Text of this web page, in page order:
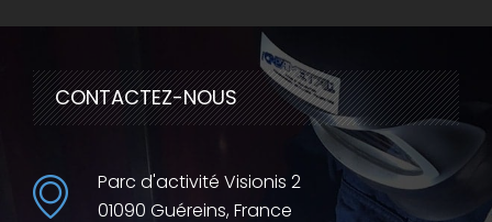
CONTACTEZ-NOUS
Parc d'activité Visionis 2
01090 Guéreins, France